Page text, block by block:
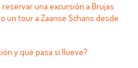
una excursión a Brujas
un tour a Zaanse Schans desde
y qué pasa si llueve?